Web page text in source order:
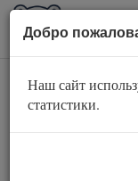
Добро
Наш сайт
статистики.